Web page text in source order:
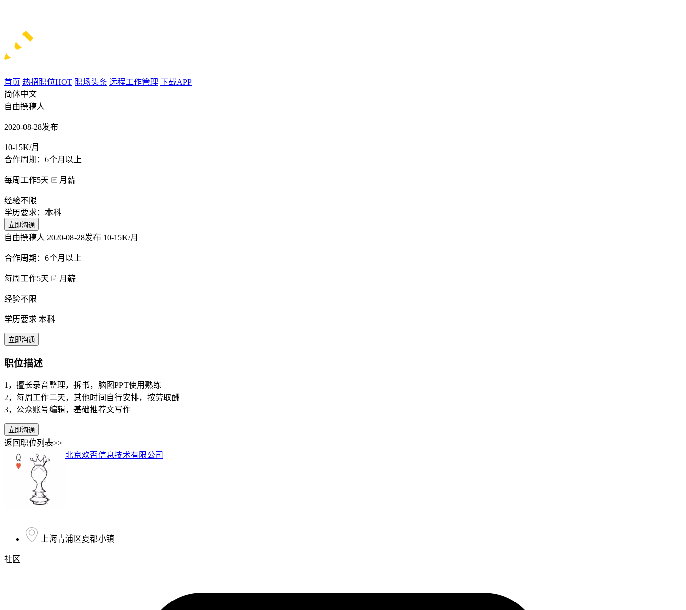
首页 热招职位HOT 职场头条 远程工作管理 下载APP
简体中文
自由撰稿人
2020-08-28发布
10-15K/月
合作周期：6个月以上
每周工作5天 月薪
经验不限
学历要求：本科
立即沟通
自由撰稿人 2020-08-28发布 10-15K/月
合作周期：6个月以上
每周工作5天 月薪
经验不限
学历要求 本科
立即沟通
职位描述
1，擅长录音整理，拆书，脑图PPT使用熟练
2，每周工作二天，其他时间自行安排，按劳取酬
3，公众账号编辑，基础推荐文写作
立即沟通
返回职位列表>>
北京欢否信息技术有限公司
上海青浦区夏都小镇
社区